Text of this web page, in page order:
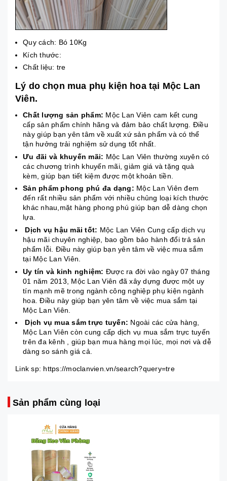
Quy cách: Bó 10Kg
Kích thước:
Chất liệu: tre
Lý do chọn mua phụ kiện hoa tại Mộc Lan
Viên.
Chất lượng sản phẩm: Mộc Lan Viên cam kết cung
cấp sản phẩm chính hãng và đảm bảo chất lượng. Điều
này giúp bạn yên tâm về xuất xứ sản phẩm và có thể
tận hưởng trải nghiệm sử dụng tốt nhất.
Ưu đãi và khuyến mãi: Mộc Lan Viên thường xuyên có
các chương trình khuyến mãi, giảm giá và tặng quà
kèm, giúp bạn tiết kiệm được một khoản tiền.
Sản phẩm phong phú đa dạng: Mộc Lan Viên đem
đến rất nhiều sản phẩm với nhiều chủng loại kích thước
khác nhau,mặt hàng phong phú giúp bạn dễ dàng chọn
lựa.
Dịch vụ hậu mãi tốt: Mộc Lan Viên Cung cấp dịch vụ
hậu mãi chuyên nghiệp, bao gồm bảo hành đổi trả sản
phẩm lỗi. Điều này giúp bạn yên tâm về việc mua sắm
tại Mộc Lan Viên.
Uy tín và kinh nghiệm: Được ra đời vào ngày 07 tháng
01 năm 2013, Mộc Lan Viên đã xây dựng được một uy
tín mạnh mẽ trong ngành công nghiệp phụ kiện ngành
hoa. Điều này giúp bạn yên tâm về việc mua sắm tại
Mộc Lan Viên.
Dịch vụ mua sắm trực tuyến: Ngoài các cửa hàng,
Mộc Lan Viên còn cung cấp dịch vụ mua sắm trực tuyến
trên đa kênh , giúp bạn mua hàng mọi lúc, mọi nơi và dễ
dàng so sánh giá cả.
Link sp: https://moclanvien.vn/search?query=tre
Sản phẩm cùng loại